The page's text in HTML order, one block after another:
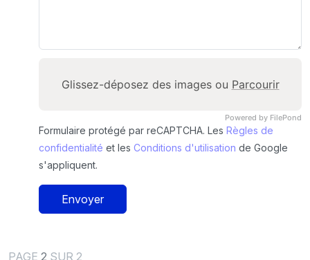
Powered by FilePond
Glissez-déposez des images ou Parcourir
Formulaire protégé par reCAPTCHA. Les Règles de
confidentialité et les Conditions d'utilisation de Google
s'appliquent.
Envoyer
PAGE 2 SUR 2